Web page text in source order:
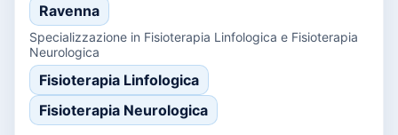
Ravenna
Specializzazione in Fisioterapia Linfologica e Fisioterapia
Neurologica
Fisioterapia Linfologica
Fisioterapia Neurologica